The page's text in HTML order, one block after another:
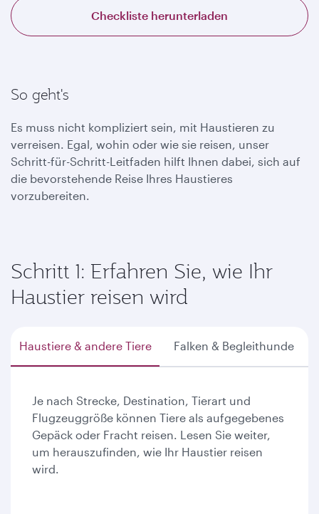
Checkliste herunterladen
So geht's
Es muss nicht kompliziert sein, mit Haustieren zu
verreisen. Egal, wohin oder wie sie reisen, unser
Schritt-für-Schritt-Leitfaden hilft Ihnen dabei, sich auf
die bevorstehende Reise Ihres Haustieres
vorzubereiten.
Schritt 1: Erfahren Sie, wie Ihr
Haustier reisen wird
Haustiere & andere Tiere Falken & Begleithunde
Je nach Strecke, Destination, Tierart und
Flugzeuggröße können Tiere als aufgegebenes
Gepäck oder Fracht reisen. Lesen Sie weiter,
um herauszufinden, wie Ihr Haustier reisen
wird.